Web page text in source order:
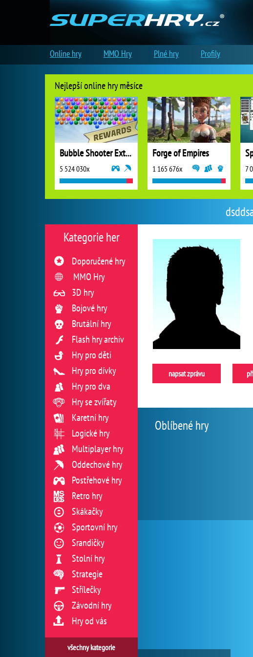
napsat zprávu
Oblíbené hry
Kategorie her
Doporučené hry
MMO Hry
3D hry
Bojové hry
Brutální hry
Flash hry archiv
Hry pro děti
Hry pro dívky
Hry pro dva
Hry se zvířaty
Karetní hry
Logické hry
Multiplayer hry
Oddechové hry
Postřehové hry
Retro hry
Skákačky
Sportovní hry
Srandičky
Stolní hry
Strategie
Střílečky
Závodní hry
Hry od vás
všechny kategorie
Nejlepší online hry měsíce
Bubble Shooter Extreme
5 524 030x
Forge of Empires
1 165 676x 7
Online hry MMO Hry Plné hry Profily